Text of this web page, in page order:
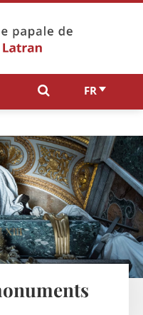
FR